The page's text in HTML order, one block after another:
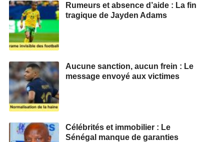
Rumeurs et absence d’aide : La fin
tragique de Jayden Adams
Aucune sanction, aucun frein : Le
message envoyé aux victimes
Célébrités et immobilier : Le
Sénégal manque de garanties